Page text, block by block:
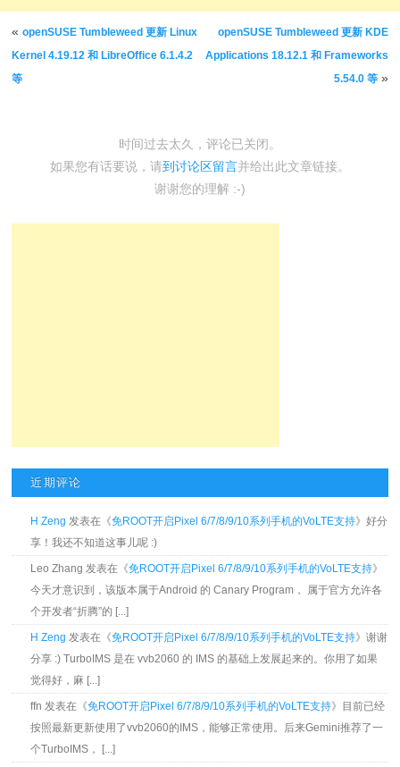
文章导航
«openSUSE Tumbleweed 更新 Linux
Kernel 4.19.12 和 LibreOffice 6.1.4.2
等
openSUSE Tumbleweed 更新 KDE
Applications 18.12.1 和 Frameworks
5.54.0 等»
时间过去太久，评论已关闭。
如果您有话要说，请到讨论区留言并给出此文章链接。
谢谢您的理解 :-)
近期评论
H Zeng 发表在《免ROOT开启Pixel 6/7/8/9/10系列手机的VoLTE支持》好分
享！我还不知道这事儿呢 :)
Leo Zhang 发表在《免ROOT开启Pixel 6/7/8/9/10系列手机的VoLTE支持》
今天才意识到，该版本属于Android 的 Canary Program， 属于官方允许各
个开发者“折腾”的 [...]
H Zeng 发表在《免ROOT开启Pixel 6/7/8/9/10系列手机的VoLTE支持》谢谢
分享 :) TurboIMS 是在 vvb2060 的 IMS 的基础上发展起来的。你用了如果
觉得好，麻 [...]
ffn 发表在《免ROOT开启Pixel 6/7/8/9/10系列手机的VoLTE支持》目前已经
按照最新更新使用了vvb2060的IMS，能够正常使用。后来Gemini推荐了一
个TurboIMS， [...]